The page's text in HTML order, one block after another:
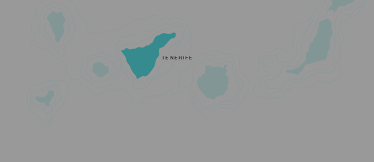
TENERIFE